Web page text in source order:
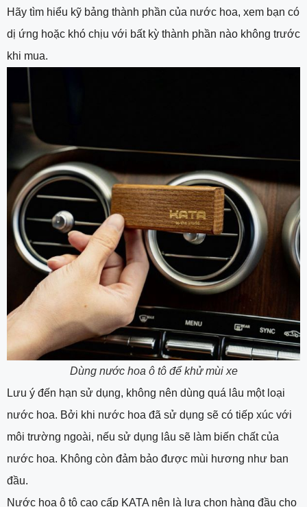
Hãy tìm hiểu kỹ bảng thành phần của nước hoa, xem bạn có
dị ứng hoặc khó chịu với bất kỳ thành phần nào không trước
khi mua.
Dùng nước hoa ô tô để khử mùi xe
Lưu ý đến hạn sử dụng, không nên dùng quá lâu một loại
nước hoa. Bởi khi nước hoa đã sử dụng sẽ có tiếp xúc với
môi trường ngoài, nếu sử dụng lâu sẽ làm biến chất của
nước hoa. Không còn đảm bảo được mùi hương như ban
đầu.
Nước hoa ô tô cao cấp KATA nên là lựa chọn hàng đầu cho